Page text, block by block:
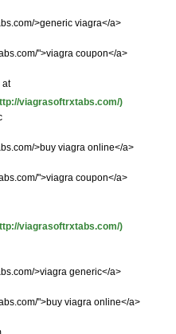
>generic viagra</a>
">viagra coupon</a>
at
viagrasoftrxtabs.com/)
>buy viagra online</a>
">viagra coupon</a>
viagrasoftrxtabs.com/)
>viagra generic</a>
">buy viagra online</a>